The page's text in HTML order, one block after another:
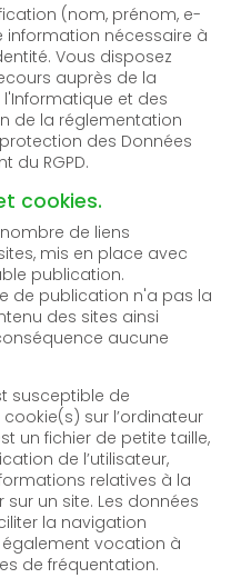
nécessaire à
auprès de la
et des
de la réglementation
des Données
du RGPD.
cookies.
de liens
mis en place avec
publication.
de publication n'a pas la
aucune
susceptible de
sur l’ordinateur
un fichier de petite taille,
l’utilisateur,
relatives à la
site. Les données
la navigation
également vocation à
de fréquentation.